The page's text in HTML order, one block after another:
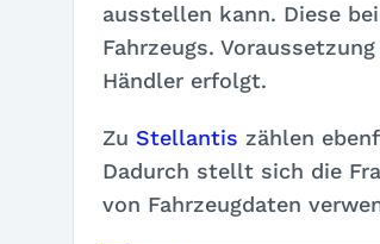
ausstellen kann. Diese
Fahrzeugs.
Händler erfolgt.
Zu Stellantis zählen
Dadurch stellt sich die
von Fahrzeugdaten